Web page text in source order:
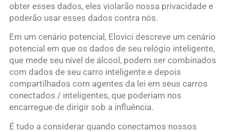
obter esses dados, eles violarão nossa privacidade e
poderão usar esses dados contra nós.
Em um cenário potencial, Elovici descreve um cenário
potencial em que os dados de seu relógio inteligente,
que mede seu nível de álcool, podem ser combinados
com dados de seu carro inteligente e depois
compartilhados com agentes da lei em seus carros
conectados / inteligentes, que poderiam nos
encarregue de dirigir sob a influência.
É tudo a considerar quando conectamos nossos